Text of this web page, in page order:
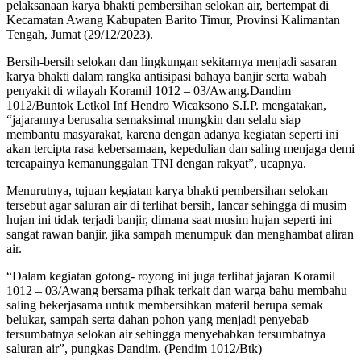
pelaksanaan karya bhakti pembersihan selokan air, bertempat di
Kecamatan Awang Kabupaten Barito Timur, Provinsi Kalimantan
Tengah, Jumat (29/12/2023).
Bersih-bersih selokan dan lingkungan sekitarnya menjadi sasaran
karya bhakti dalam rangka antisipasi bahaya banjir serta wabah
penyakit di wilayah Koramil 1012 – 03/Awang.Dandim
1012/Buntok Letkol Inf Hendro Wicaksono S.I.P. mengatakan,
“jajarannya berusaha semaksimal mungkin dan selalu siap
membantu masyarakat, karena dengan adanya kegiatan seperti ini
akan tercipta rasa kebersamaan, kepedulian dan saling menjaga demi
tercapainya kemanunggalan TNI dengan rakyat”, ucapnya.
Menurutnya, tujuan kegiatan karya bhakti pembersihan selokan
tersebut agar saluran air di terlihat bersih, lancar sehingga di musim
hujan ini tidak terjadi banjir, dimana saat musim hujan seperti ini
sangat rawan banjir, jika sampah menumpuk dan menghambat aliran
air.
“Dalam kegiatan gotong- royong ini juga terlihat jajaran Koramil
1012 – 03/Awang bersama pihak terkait dan warga bahu membahu
saling bekerjasama untuk membersihkan materil berupa semak
belukar, sampah serta dahan pohon yang menjadi penyebab
tersumbatnya selokan air sehingga menyebabkan tersumbatnya
saluran air”, pungkas Dandim. (Pendim 1012/Btk)